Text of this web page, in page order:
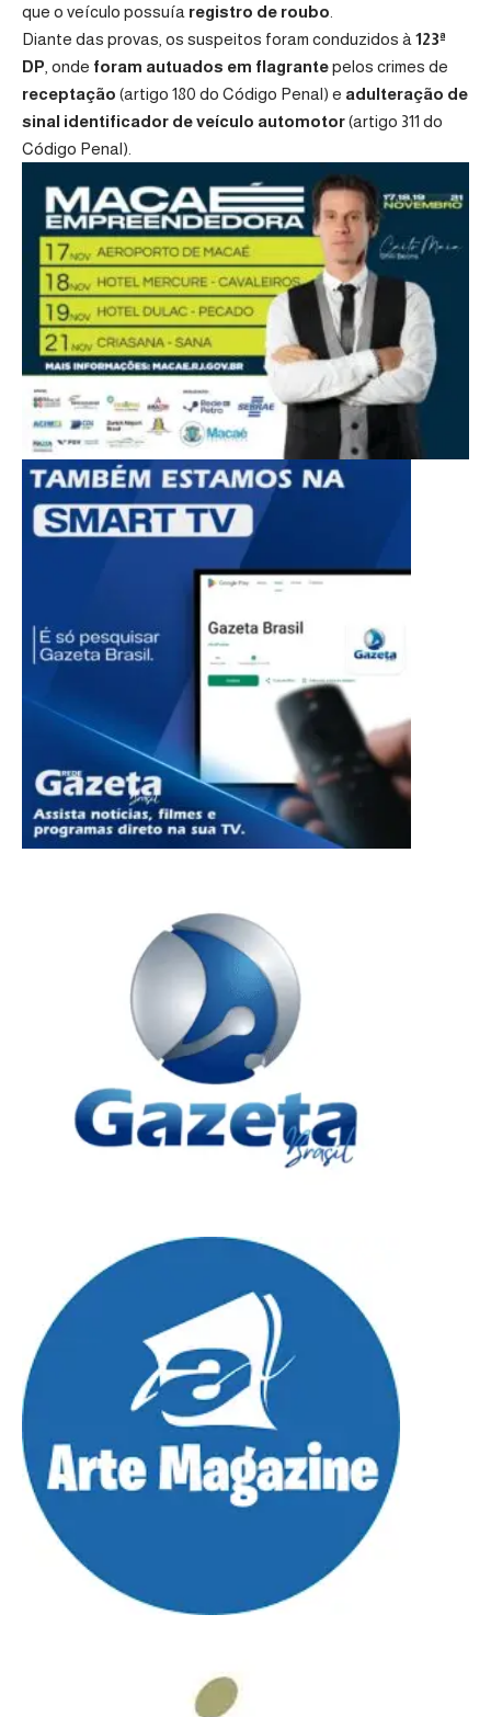
que o veículo possuía registro de roubo
Diante das provas, os suspeitos foram conduzidos à 123ª
DP , onde foram autuados em flagrantepelos crimes de
receptação (artigo 180 do Código Penal) e adulteração de
sinal identificador de veículo automotor(artigo 311 do
Código Penal).